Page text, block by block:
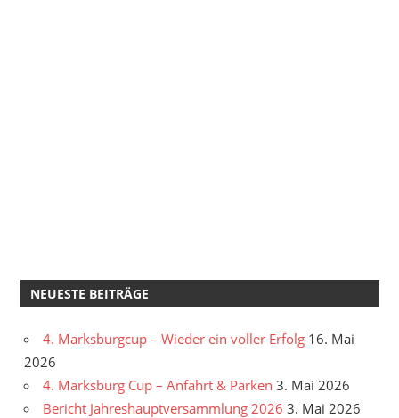
NEUESTE BEITRÄGE
4. Marksburgcup – Wieder ein voller Erfolg 16. Mai
2026
4. Marksburg Cup – Anfahrt & Parken 3. Mai 2026
Bericht Jahreshauptversammlung 2026 3. Mai 2026